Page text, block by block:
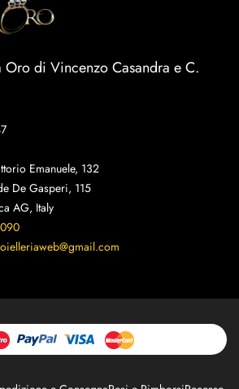
di Vincenzo Casandra e C.
Emanuele, 132
De Gasperi, 115
AG, Italy